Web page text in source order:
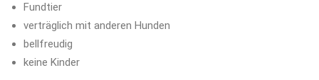
Fundtier
verträglich mit anderen Hunden
bellfreudig
keine Kinder